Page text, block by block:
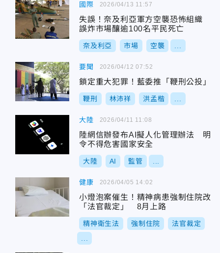
國際
失誤！奈及利亞軍方空襲恐怖組織
誤炸市場釀逾100名平民死亡
奈及利亞 市場 空襲
2026/04/13 11:57
要聞
鎖定重大犯罪！藍委推「鞭刑公投」
鞭刑 林沛祥 洪孟楷
2026/04/12 07:52
大陸
陸網信辦發布AI擬人化管理辦法 明
令不得危害國家安全
大陸 AI 監管
2026/04/11 11:08
健康
小燈泡案催生！精神病患強制住院改
「法官裁定」 8月上路
精神衛生法 強制住院 法官裁定
2026/04/05 14:02